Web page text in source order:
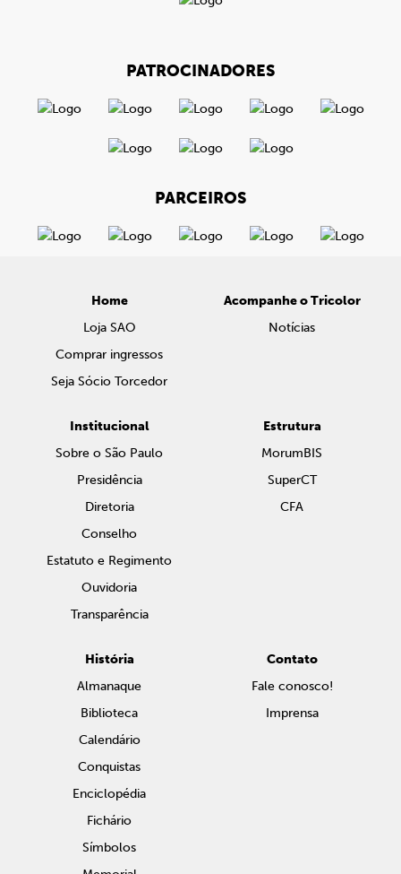
PATROCINADORES
PARCEIROS
Home
Loja SAO
Comprar ingressos
Seja Sócio Torcedor
Acompanhe o Tricolor
Notícias
Institucional
Sobre o São Paulo
Presidência
Diretoria
Conselho
Estatuto e Regimento
Ouvidoria
Transparência
Estrutura
MorumBIS
SuperCT
CFA
História
Almanaque
Biblioteca
Calendário
Conquistas
Enciclopédia
Fichário
Símbolos
Contato
Fale conosco!
Imprensa